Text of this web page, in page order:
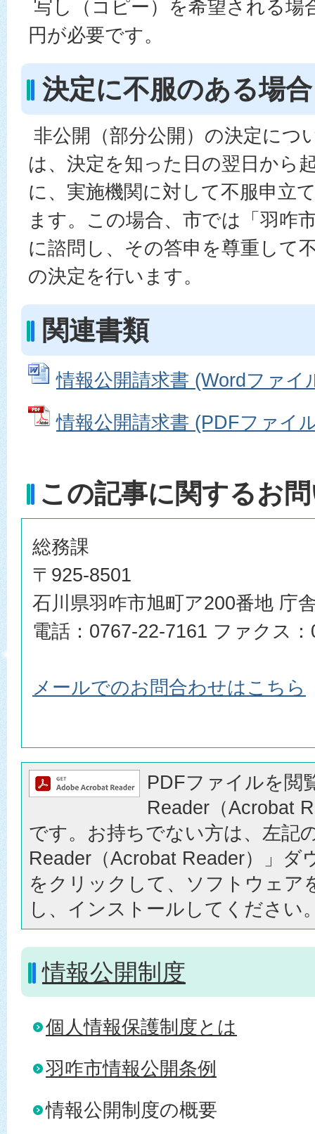
写し（コピー）を希望される場
円が必要です。
決定に不服のある場合
非公開（部分公開）の決定につ
は、決定を知った日の翌日から
に、実施機関に対して不服申立
ます。この場合、市では「羽咋
に諮問し、その答申を尊重して
の決定を行います。
関連書類
情報公開請求書 (Wordファイ
情報公開請求書 (PDFファイ
この記事に関するお
総務課
〒925-8501
石川県羽咋市旭町ア200番地 庁
電話：0767-22-7161 ファクス
メールでのお問合わせはこちら
PDFファイルを閲
Reader（Acrobat
です。お持ちでない方は、左記
Reader（Acrobat Reader）」ダ
をクリックして、ソフトウェア
し、インストールしてください
情報公開制度
個人情報保護制度とは
羽咋市情報公開条例
情報公開制度の概要